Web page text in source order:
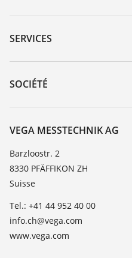
Téléchargements
Recherche par numéro de série
DTM Collection/PACTware
SERVICES
Retour d'appareil
Formations
TeamViewer
SOCIÉTÉ
À propos de VEGA
Contact
News
Presse
Blog
VEGA MESSTECHNIK AG
Barzloostr. 2
8330 PFÄFFIKON ZH
Suisse
Tel.: +41 44 952 40 00
info.ch@vega.com
www.vega.com